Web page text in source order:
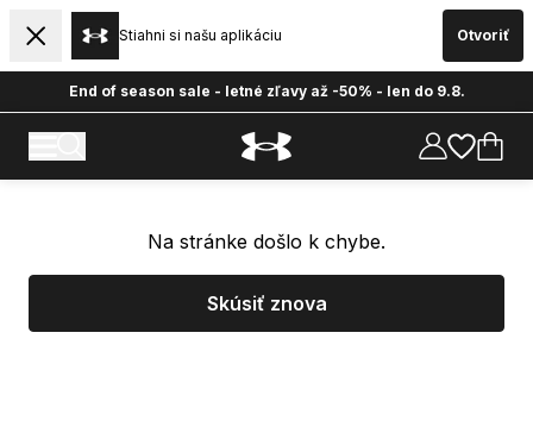
Stiahni si našu aplikáciu Otvoriť
End of season sale - letné zľavy až -50% - len do 9.8.
Na stránke došlo k chybe.
Skúsiť znova